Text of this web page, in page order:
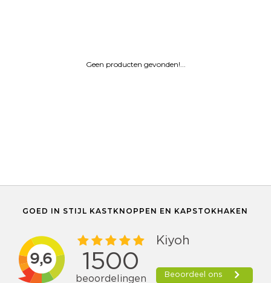
Geen producten gevonden!...
GOED IN STIJL KASTKNOPPEN EN KAPSTOKHAKEN